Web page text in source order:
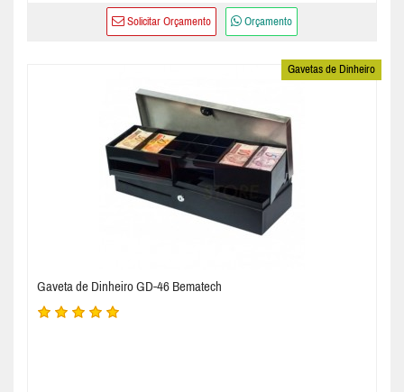
Solicitar Orçamento Orçamento
Gavetas de Dinheiro
Gaveta de Dinheiro GD-46 Bematech